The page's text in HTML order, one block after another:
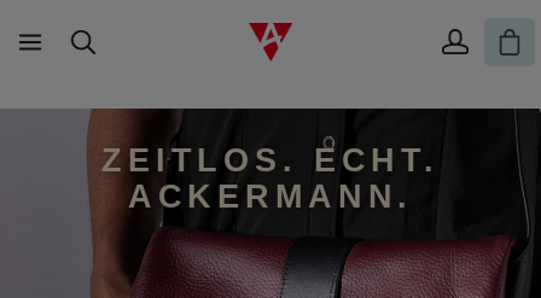
Zum Hauptinhalt springen
ZEITLOS. ECHT.
ACKERMANN.